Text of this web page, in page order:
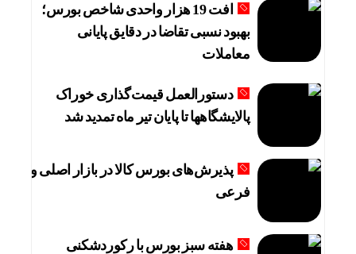
افت 19 هزار واحدی شاخص بورس؛
بهبود نسبی تقاضا در دقایق پایانی
معاملات
دستورالعمل قیمت‌گذاری خوراک
پالایشگاهها تا پایان تیر ماه تمدید شد
پذیرش‌های بورس کالا در بازار اصلی و
فرعی
هفته سبز بورس با رکوردشکنی